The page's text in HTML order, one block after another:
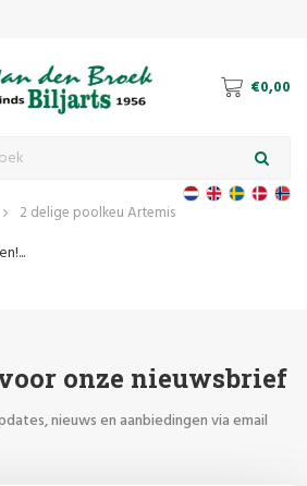
€0,00
2 delige poolkeu Artemis
onze nieuwsbrief
nieuws en aanbiedingen via email